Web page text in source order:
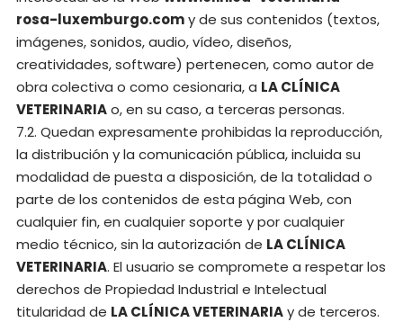
rosa-luxemburgo.comy de sus contenidos (textos,
imágenes, sonidos, audio, vídeo, diseños,
creatividades, software) pertenecen, como autor de
obra colectiva o como cesionaria, a LA CLÍNICA
VETERINARIAo, en su caso, a terceras personas.
7.2. Quedan expresamente prohibidas la reproducción,
la distribución y la comunicación pública, incluida su
modalidad de puesta a disposición, de la totalidad o
parte de los contenidos de esta página Web, con
cualquier fin, en cualquier soporte y por cualquier
medio técnico, sin la autorización de LA CLÍNICA
VETERINARIA. El usuario se compromete a respetar los
derechos de Propiedad Industrial e Intelectual
titularidad de LA CLÍNICA VETERINARIAy de terceros.